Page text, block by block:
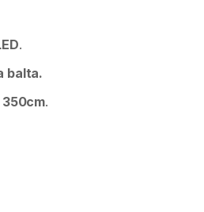
.
balta.
350cm.